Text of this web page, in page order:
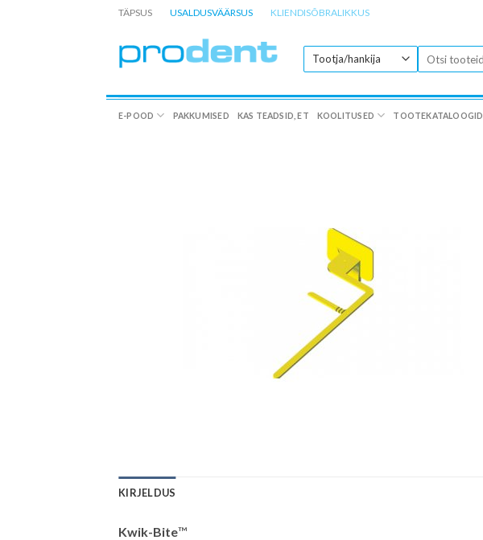
TÄPSUS USALDUSVÄÄRSUS KLIENDISÕBRALIKKUS
E-POOD PAKKUMISED KAS TEADSID, ET KOOLITUSED TOOTEKATALOOGID
KIRJELDUS
Kwik-Bite™